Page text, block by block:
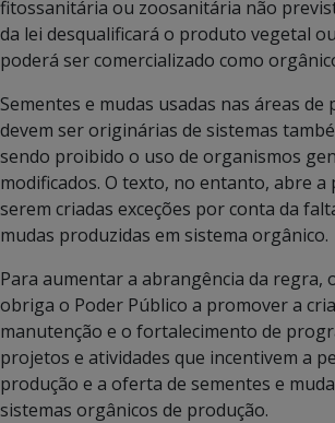
fitossanitária ou zoosanitária não
da lei desqualificará o produto vegetal
poderá ser comercializado como
Sementes e mudas usadas nas áreas
devem ser originárias de sistemas
sendo proibido o uso de organismos
modificados. O texto, no entanto, abre a
serem criadas exceções por conta da
mudas produzidas em sistema orgânico.
Para aumentar a abrangência da regra,
obriga o Poder Público a promover a
manutenção e o fortalecimento de
projetos e atividades que incentivem a
produção e a oferta de sementes e
sistemas orgânicos de produção.